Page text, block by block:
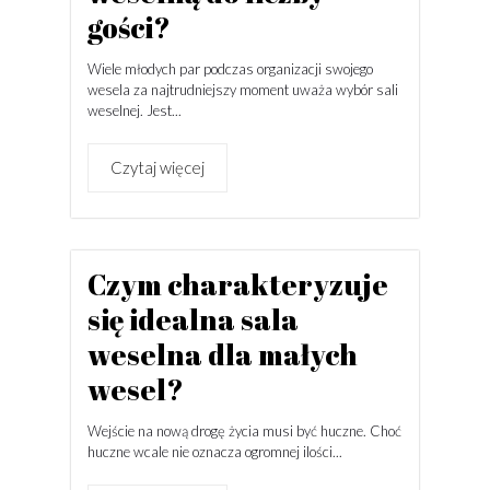
gości?
Wiele młodych par podczas organizacji swojego
wesela za najtrudniejszy moment uważa wybór sali
weselnej. Jest...
Czytaj więcej
Czym charakteryzuje
się idealna sala
weselna dla małych
wesel?
Wejście na nową drogę życia musi być huczne. Choć
huczne wcale nie oznacza ogromnej ilości...